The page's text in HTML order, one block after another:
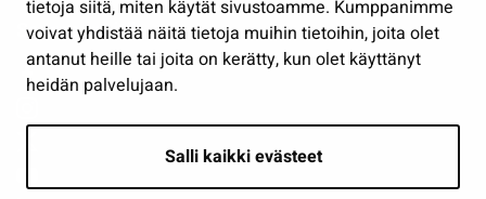
tietoja siitä, miten käytät sivustoamme. Kumppanimme
voivat yhdistää näitä tietoja muihin tietoihin, joita olet
antanut heille tai joita on kerätty, kun olet käyttänyt
heidän palvelujaan.
Salli kaikki evästeet
Seuraa meitä